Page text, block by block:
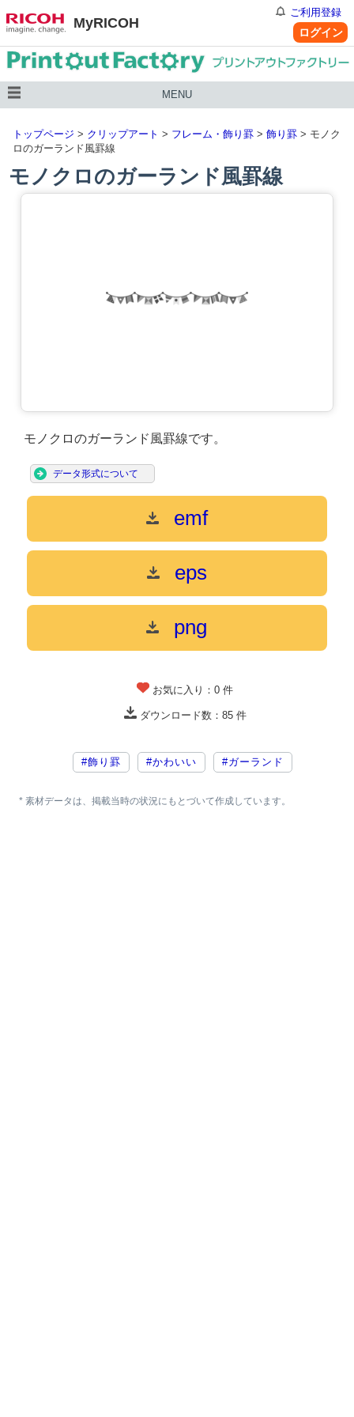
MyRICOH
ご利用登録
ログイン
MENU
トップページ > クリップアート > フレーム・飾り罫 > 飾り罫 > モノク
ロのガーランド風罫線
モノクロのガーランド風罫線
モノクロのガーランド風罫線です。
データ形式について
emf
eps
png
お気に入り：0 件
ダウンロード数： 85件
#飾り罫 #かわいい #ガーランド
* 素材データは、掲載当時の状況にもとづいて作成しています。